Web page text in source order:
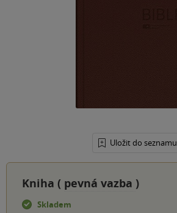
Uložit do seznamu
Kniha ( pevná vazba )
Skladem